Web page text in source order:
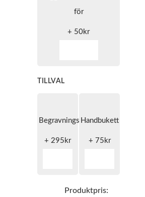
för
+ 50kr
TILLVAL
Begravningsband
+ 295 kr
Handbukett
+ 75 kr
Produktpris: